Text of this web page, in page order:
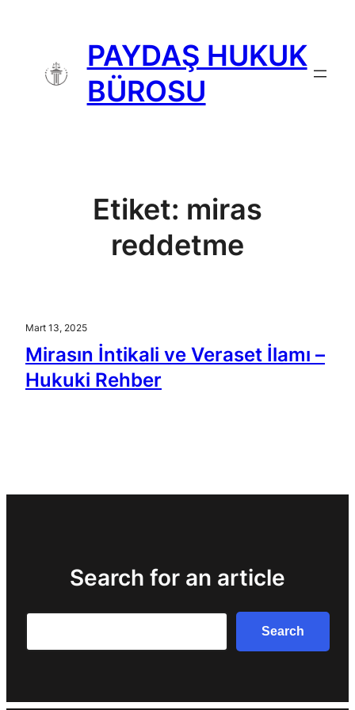
PAYDAŞ HUKUK
BÜROSU
Etiket: miras
reddetme
Mart 13, 2025
Mirasın İntikali ve Veraset İlamı –
Hukuki Rehber
Search for an article
Search